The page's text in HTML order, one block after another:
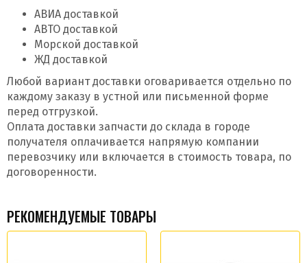
АВИА доставкой
АВТО доставкой
Морской доставкой
ЖД доставкой
Любой вариант доставки оговаривается отдельно по
каждому заказу в устной или письменной форме
перед отгрузкой.
Оплата доставки запчасти до склада в городе
получателя оплачивается напрямую компании
перевозчику или включается в стоимость товара, по
договоренности.
РЕКОМЕНДУЕМЫЕ ТОВАРЫ